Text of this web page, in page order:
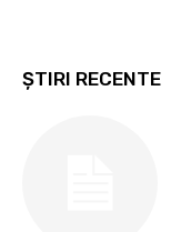
ȘTIRI RECENTE